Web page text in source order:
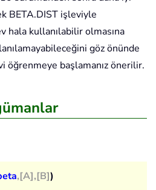
BETA.DIST işleviyle
kullanılabilir olmasına
göz önünde
öğrenmeye başlamanız önerilir.
,[A],[B])